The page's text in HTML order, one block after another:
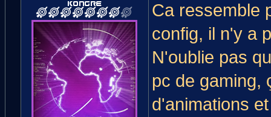
Ca ressemble
config, il n'y a
N'oublie pas
pc de gaming,
d'animations